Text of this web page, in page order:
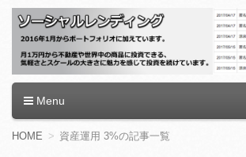
ソーシャルレンデ
Menu
コ
HOME 資産運用 3%の記事一覧